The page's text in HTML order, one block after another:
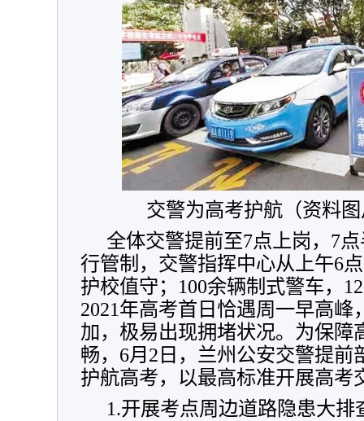
交警为高考护航（资料
全体交警提前至7点上岗，7
行管制，交警指挥中心从上午6
护校值守；100余辆制式警车，
2021年高考首日恰遇周一早高峰
加，极易出现拥堵状况。为保障
畅，6月2日，兰州公安交警提前
护航高考，以最高标准开展高考
1.开展考点周边道路隐患大排